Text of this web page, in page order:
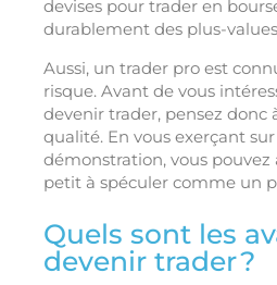
devises pour trader en
durablement des plus-
Aussi, un trader pro est
risque. Avant de vous
devenir trader, pensez donc
qualité. En vous exerçant
démonstration, vous
petit à spéculer comme un
Quels sont les
devenir trader ?